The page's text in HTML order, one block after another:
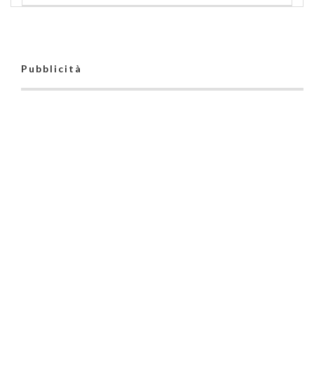
Pubblicità